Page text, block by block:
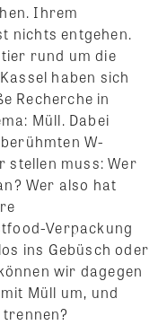
Ihrem
nichts entgehen.
rund um die
haben sich
Recherche in
Müll. Dabei
W-
stellen muss: Wer
Wer also hat
Verpackung
ins Gebüsch oder
wir dagegen
Müll um, und